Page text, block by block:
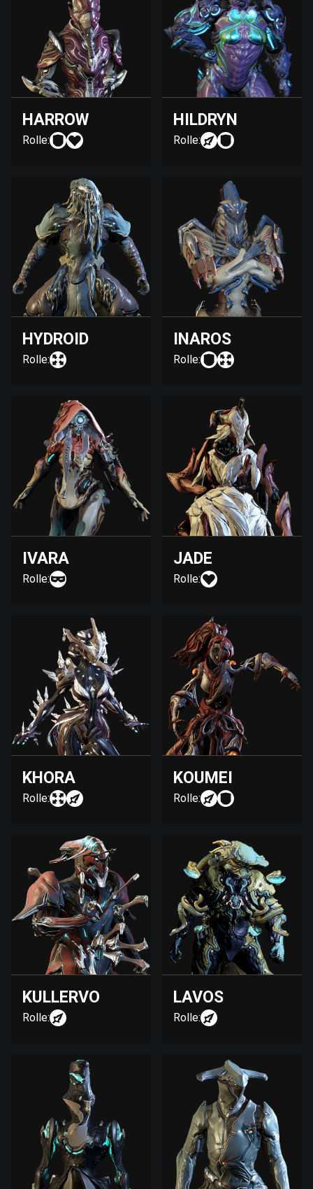
HARROW
Rolle:
HILDRYN
Rolle:
HYDROID
Rolle:
INAROS
Rolle:
IVARA
Rolle:
JADE
Rolle:
KHORA
Rolle:
KOUMEI
Rolle:
KULLERVO
Rolle:
LAVOS
Rolle: